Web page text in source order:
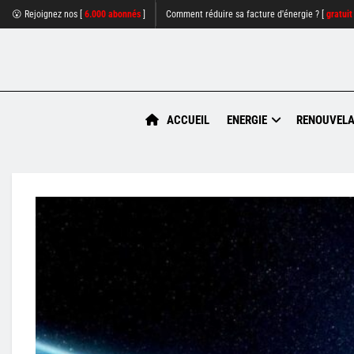
😮 Rejoignez nos [ 6.000 abonnés Comment réduire sa facture d'énergie ? [ gratuit
ACCUEIL ENERGIE